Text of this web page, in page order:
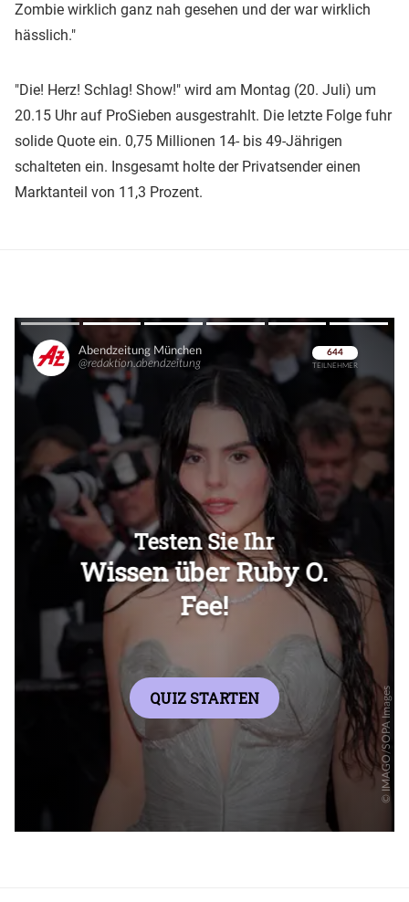
Zombie wirklich ganz nah gesehen und der war wirklich
hässlich."
"Die! Herz! Schlag! Show!" wird am Montag (20. Juli) um
20.15 Uhr auf ProSieben ausgestrahlt. Die letzte Folge fuhr
solide Quote ein. 0,75 Millionen 14- bis 49-Jährigen
schalteten ein. Insgesamt holte der Privatsender einen
Marktanteil von 11,3 Prozent.
Überspringen
Überspringen